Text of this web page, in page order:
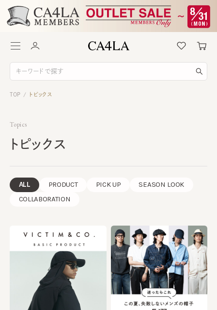
TOP / トピックス
Topics
トピックス
ALL PRODUCT PICK UP
SEASON LOOK
COLLABORATION